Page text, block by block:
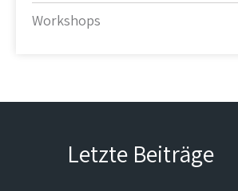
Workshops
Letzte Beiträge